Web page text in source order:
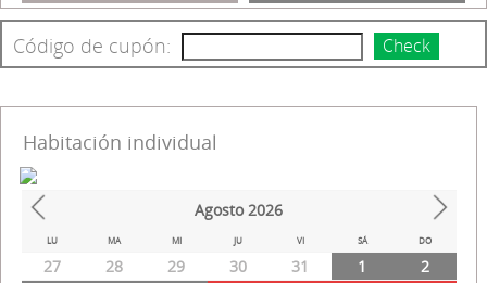
Código de cupón: Check
Habitación individual
Prev Next
Agosto 2026
LU MA MI JU VI SÁ DO
27 28 29 30 31 1
2